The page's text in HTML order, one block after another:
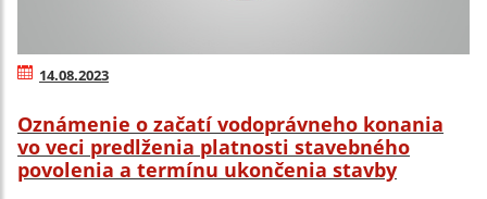
14.08.2023
Oznámenie o začatí vodoprávneho konania
vo veci predlženia platnosti stavebného
povolenia a termínu ukončenia stavby